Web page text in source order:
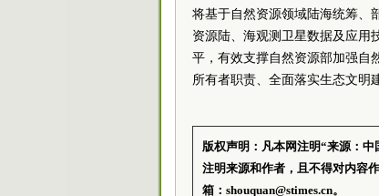
将基于自然资源领域陆海统筹、
资源陆、海观测卫星数据及应用
平，有效支撑自然资源部加强自
所有者职责、全面落实生态文明
版权声明：凡本网注明“来源：
注明来源和作者，且不得对内容
箱：shouquan@stimes.cn。